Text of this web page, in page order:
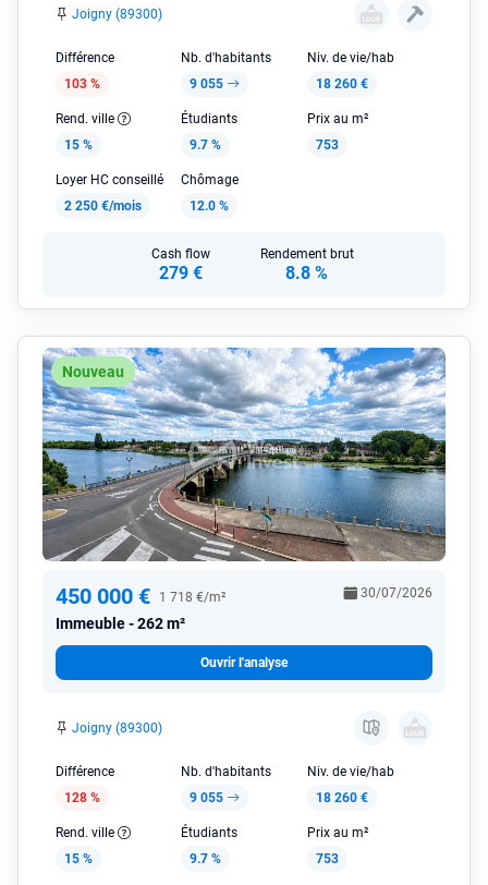
Joigny (89300)
Différence
103 %
Nb. d'habitants
9 055
Niv. de vie/hab
18 260 €
Rend. ville
15 %
Étudiants
9.7 %
Prix au m²
753
Loyer HC conseillé
2 250 €/mois
Chômage
12.0 %
Cash flow
279 €
Rendement brut
8.8 %
Nouveau
450 000 € 1 718 €/m²
Immeuble 262 m²
30/07/2026
Ouvrir l'analyse
Joigny (89300)
Différence
128 %
Nb. d'habitants
9 055
Niv. de vie/hab
18 260 €
Rend. ville
15 %
Étudiants
9.7 %
Prix au m²
753